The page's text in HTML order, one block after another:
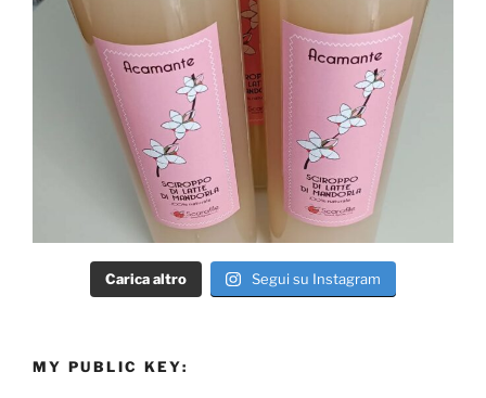
Carica altro Segui su Instagram
MY PUBLIC KEY: